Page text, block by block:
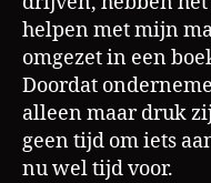
helpen met mijn
omgezet in een
Doordat
alleen maar druk
geen tijd om iets
nu wel tijd voor.